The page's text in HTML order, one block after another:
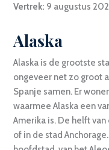
Vertrek: 9 augustus
Alaska
Alaska is de grootste
ongeveer net zo groot
Spanje samen. Er
waarmee Alaska een
Amerika is. De helft
of in de stad